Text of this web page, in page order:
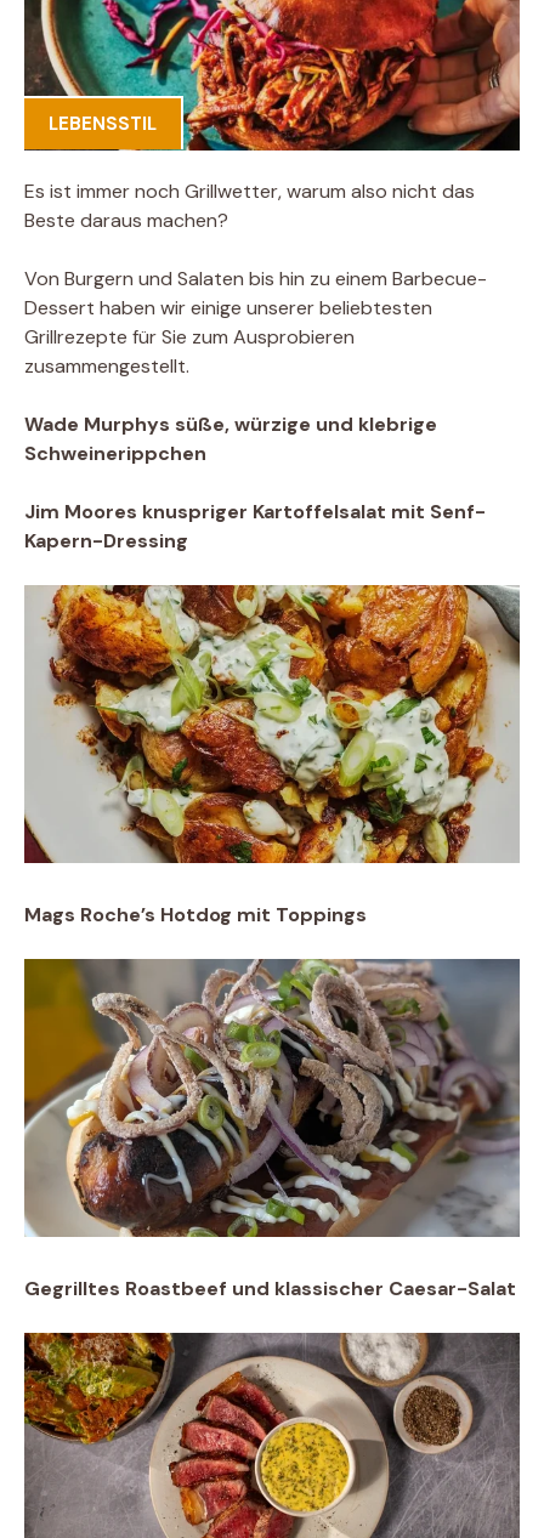
LEBENSSTIL
Es ist immer noch Grillwetter, warum also nicht das
Beste daraus machen?
Von Burgern und Salaten bis hin zu einem Barbecue-
Dessert haben wir einige unserer beliebtesten
Grillrezepte für Sie zum Ausprobieren
zusammengestellt.
Wade Murphys süße, würzige und klebrige
Schweinerippchen
Jim Moores knuspriger Kartoffelsalat mit Senf-
Kapern-Dressing
Mags Roche’s Hotdog mit Toppings
Gegrilltes Roastbeef und klassischer Caesar-Salat